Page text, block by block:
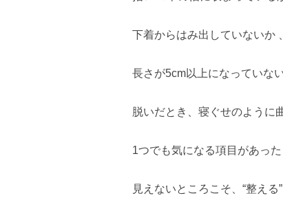
下着からはみ出していないか 、
長さが5cm以上になっていない
脱いだとき、寝ぐせのように
1つでも気になる項目があっ
見えないところこそ、“整える